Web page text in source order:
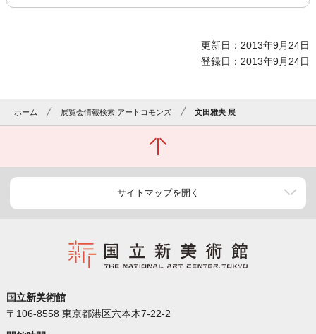
更新日：2013年9月24日
登録日：2013年9月24日
ホーム 展覧会情報検索 アートコモンズ 文田雅夫 展
サイトマップを開く
国立新美術館
〒106-8558 東京都港区六本木7-22-2